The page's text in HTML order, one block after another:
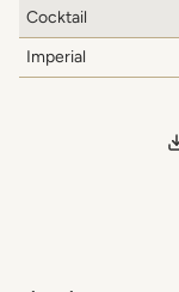
Cocktail
Imperial